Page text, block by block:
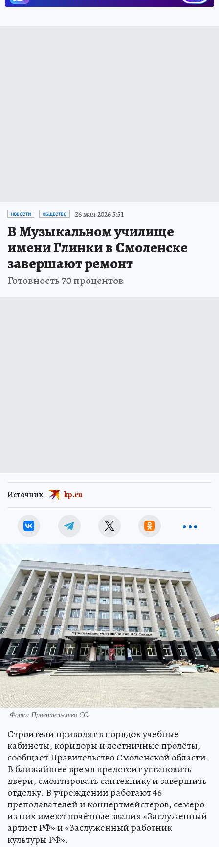
НОВОСТИ ОБЩЕСТВО 26 мая 2026 5:51
В Музыкальном училище
имени Глинки в Смоленске
завершают ремонт
Готовность 70 процентов
Источник: kp.ru
Фото: Правительство СО.
Строители приводят в порядок учебные
кабинеты, коридоры и лестничные пролёты,
сообщает Правительство Смоленской области.
В ближайшее время предстоит установить
двери, смонтировать сантехнику и завершить
отделку. В учреждении работают 46
преподавателей и концертмейстеров, семеро
из них имеют почётные звания «Заслуженный
артист РФ» и «Заслуженный работник
культуры РФ».